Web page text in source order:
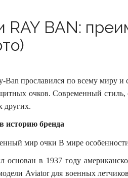
RAY BAN:
Ban прославился по всему миру и
очков. Современный стиль,
других.
историю бренда
основан в 1937 году
Aviator для военных